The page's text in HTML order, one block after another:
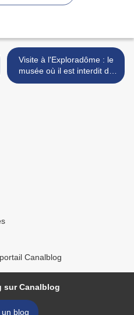
Visite à l'Exploradôme : le
musée où il est interdit de
ne pas toucher >
Canalblog
sur Canalblog
blog